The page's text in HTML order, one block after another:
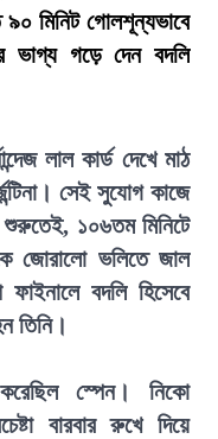
৯০ মিনিট গোলশূন্যভাবে
ভাগ্য গড়ে দেন বদলি
লাল কার্ড দেখে মাঠ
সেই সুযোগ কাজে
শুরুতেই, ১০৬তম মিনিটে
জোরালো ভলিতে জাল
বদলি হিসেবে
তিনি।
স্পেন। নিকো
বারবার রুখে দিয়ে